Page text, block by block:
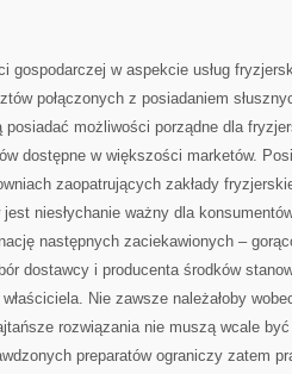
gospodarczej w aspekcie usług
połączonych z posiadaniem
posiadać możliwości porządne dla
dostępne w większości marketów.
zaopatrujących zakłady
niesłychanie ważny dla
następnych zaciekawionych –
dostawcy i producenta środków
Nie zawsze należałoby
rozwiązania nie muszą wcale
preparatów ograniczy zatem